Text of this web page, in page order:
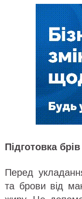
Підготовка
Перед
та брови від